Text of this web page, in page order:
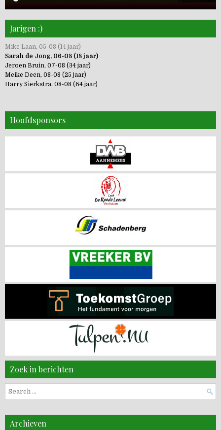
Jarigen :)
Mike Laan, 05-08 (14 jaar)
Sarah de Jong, 06-08 (18 jaar)
Jeroen Bruin, 07-08 (34 jaar)
Meike Deen, 08-08 (25 jaar)
Harry Sierkstra, 08-08 (64 jaar)
Hoofdsponsors
Zoek in berichten
Search
for:
Archieven